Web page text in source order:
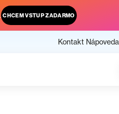
CHCEM VSTUP ZADARMO
Kontakt Nápoveda